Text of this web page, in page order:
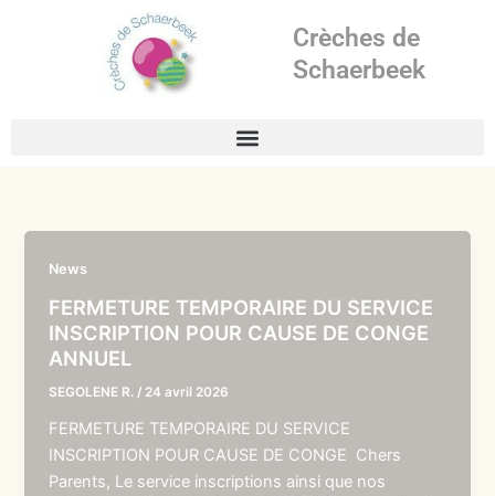
Crèches de
Schaerbeek
News
FERMETURE TEMPORAIRE DU SERVICE
INSCRIPTION POUR CAUSE DE CONGE
ANNUEL
SEGOLENE R. / 24 avril 2026
FERMETURE TEMPORAIRE DU SERVICE
INSCRIPTION POUR CAUSE DE CONGE Chers
Parents, Le service inscriptions ainsi que nos